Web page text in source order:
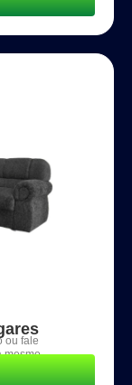
ou fale
mesmo.